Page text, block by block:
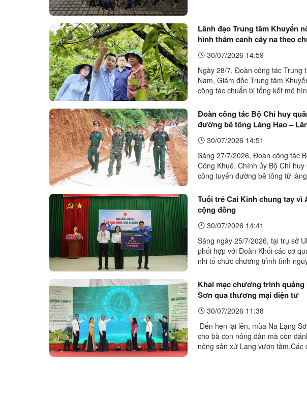
Lãnh đạo Trung tâm Khuyến
hình thâm canh cây na theo
Kinh30/07/2026 14:59
Ngày 28/7, Đoàn công tác Trung
Nam, Giám đốc Trung tâm
công tác chuẩn bị tổng kết mô
Đoàn công tác Bộ Chỉ huy
đường bê tông Làng Hao –
30/07/2026 14:51
Sáng 27/7/2026, Đoàn công tác
Công Khuê, Chính ủy Bộ Chỉ
công tuyến đường bê tông từ
Tuổi trẻ Cai Kinh chung tay
cộng đồng
30/07/2026 14:41
Sáng ngày 25/7/2026, tại trụ sở
phối hợp với Đoàn Khối các cơ
nhi tổ chức chương trình tình
Khai mạc chương trình
Sơn qua thương mại điện tử
30/07/2026 11:38
Đến hẹn lại lên, mùa Na Lạng
cho bà con nông dân mà còn
nông sản xứ Lạng vươn